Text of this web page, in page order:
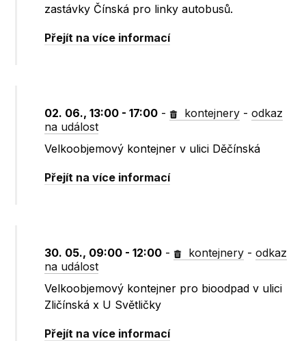
zastávky Čínská pro linky autobusů.
Přejít na více informací
02. 06., 13:00 - 17:00 - kontejnery -odkaz
na událost
Velkoobjemový kontejner v ulici Děčínská
Přejít na více informací
30. 05., 09:00 - 12:00 - kontejnery -odkaz
na událost
Velkoobjemový kontejner pro bioodpad v ulici
Zličínská x U Světličky
Přejít na více informací